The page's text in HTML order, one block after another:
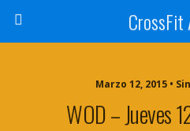
CrossFit
Marzo 12, 2015 •
WOD – Jueves